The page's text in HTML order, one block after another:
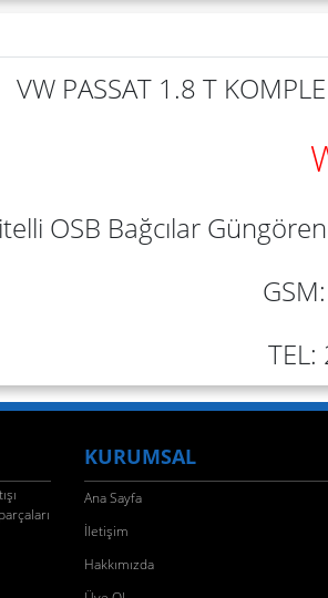
VW PASSAT 1.8 T
OSB Bağcılar
GSM:
KURUMSAL
Ana Sayfa
İletişim
Hakkımızda